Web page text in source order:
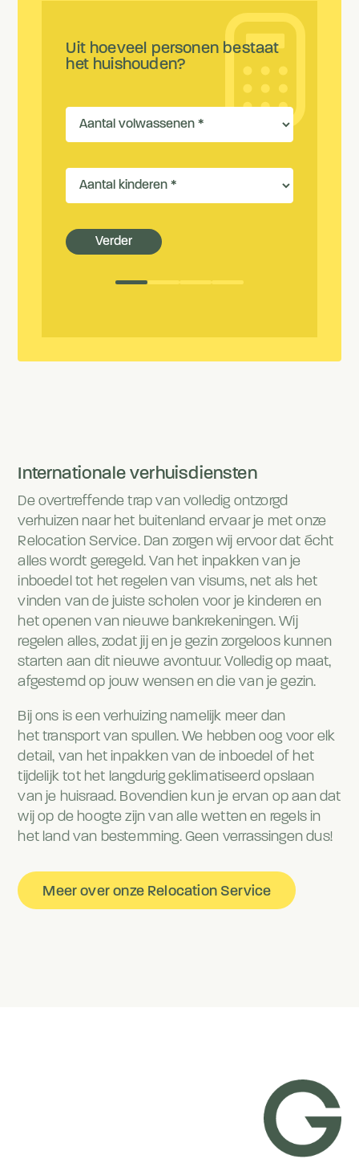
Uit hoeveel personen bestaat
het huishouden?
Internationale verhuisdiensten
De overtreffende trap van volledig ontzorgd
verhuizen naar het buitenland ervaar je met onze
Relocation Service. Dan zorgen wij ervoor dat écht
alles wordt geregeld. Van het inpakken van je
inboedel tot het regelen van visums, net als het
vinden van de juiste scholen voor je kinderen en
het openen van nieuwe bankrekeningen. Wij
regelen alles, zodat jij en je gezin zorgeloos kunnen
starten aan dit nieuwe avontuur. Volledig op maat,
afgestemd op jouw wensen en die van je gezin.
Bij ons is een verhuizing namelijk meer dan
het transport van spullen. We hebben oog voor elk
detail, van het inpakken van de inboedel of het
tijdelijk tot het langdurig geklimatiseerd opslaan
van je huisraad. Bovendien kun je ervan op aan dat
wij op de hoogte zijn van alle wetten en regels in
het land van bestemming. Geen verrassingen dus!
Meer over onze Relocation Service